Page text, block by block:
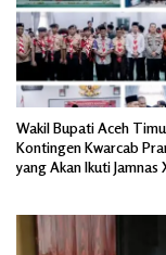
Wakil Bupati Aceh
Kontingen Kwarcab
yang Akan Ikuti Jamnas